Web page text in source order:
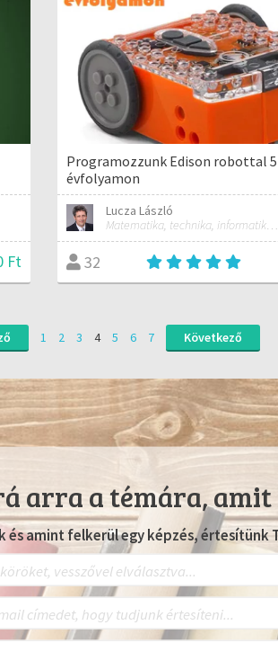
Ft
Programozzunk Edison robottal
évfolyamon
Lucza László
Matematika, technika, informatika szakos általános iskolai tanár; mentorpedagógus, mestertanár
32
1 2 3 4 5 6 7 Következő
arra a témára, amit
és amint felkerül egy képzés, értesítünk